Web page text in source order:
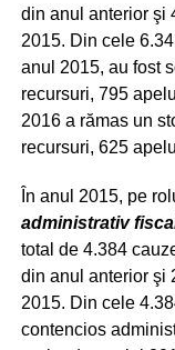
din anul anterior şi
2015. Din cele
anul 2015, au fost
recursuri, 795
2016 a rămas un
recursuri, 625
În anul 2015, pe
administrativ
total de 4.384
din anul anterior şi
2015. Din cele
contencios